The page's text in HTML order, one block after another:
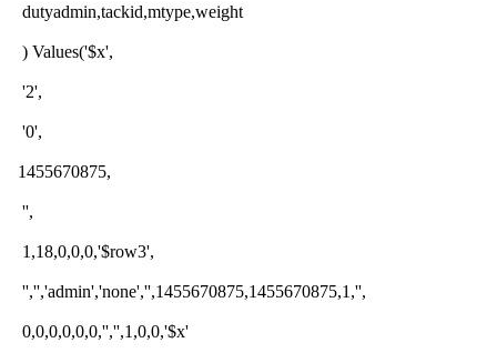
dutyadmin,tackid,mtype,weight
) Values('$x',
'2',
'0',
1455670875,
'',
1,18,0,0,0,'$row3',
'','','admin','none','',1455670875,1455670875,1,'',
0,0,0,0,0,0,'','',1,0,0,'$x'